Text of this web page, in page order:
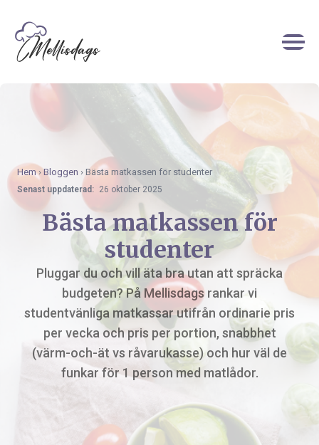
Hem › Bloggen › Bästa matkassen för studenter
Senast uppdaterad: 26 oktober 2025
Bästa matkassen för
studenter
Pluggar du och vill äta bra utan att spräcka
budgeten? På Mellisdags rankar vi
studentvänliga matkassar utifrån ordinarie pris
per vecka och pris per portion, snabbhet
(värm-och-ät vs råvarukasse) och hur väl de
funkar för 1 person med matlådor.